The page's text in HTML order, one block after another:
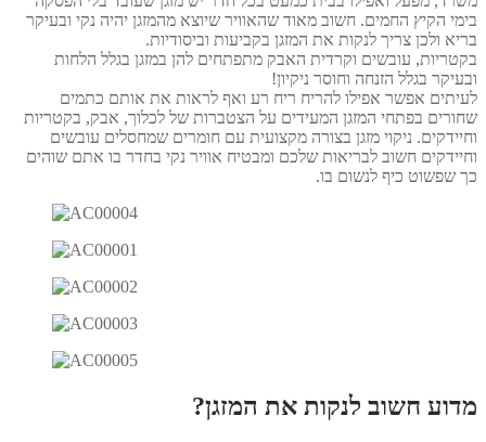
בימי הקיץ החמים. חשוב מאוד שהאוויר שיוצא מהמזגן יהיה נקי ובעיקר
בריא ולכן צריך לנקות את המזגן בקביעות וביסודיות.
בקטריות, עובשים וקרדית האבק מתפתחים להן במזגן בגלל הלחות
ובעיקר בגלל הזנחה וחוסר ניקיון!
לעיתים אפשר אפילו להריח ריח רע ואף לראות את אותם כתמים
שחורים בפתחי המזגן המעידים על הצטברות של לכלוך, אבק, בקטריות
וחיידקים. ניקוי מזגן בצורה מקצועית עם חומרים שמחסלים עובשים
וחיידקים חשוב לבריאות שלכם ומבטיח אוויר נקי בחדר בו אתם שוהים
כך שפשוט כיף לנשום בו.
מדוע חשוב לנקות את המזגן?